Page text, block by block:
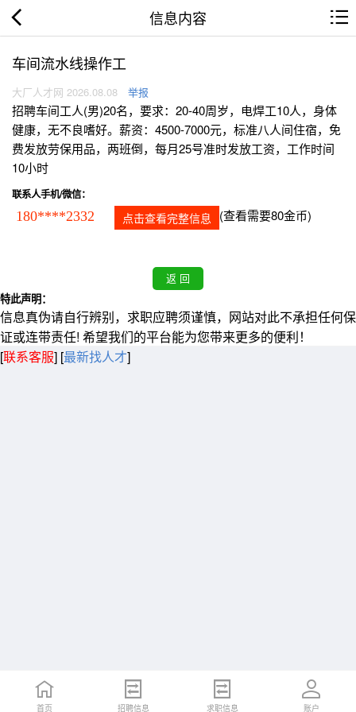
信息内容
车间流水线操作工
大厂人才网 2026.08.08 举报
招聘车间工人(男)20名，要求：20-40周岁，电焊工10人，身体
健康，无不良嗜好。薪资：4500-7000元，标准八人间住宿，免
费发放劳保用品，两班倒，每月25号准时发放工资，工作时间
10小时
联系人手机/微信：
180****2332 点击查看完整信息 (查看需要80金币)
特此声明：
信息真伪请自行辨别，求职应聘须谨慎，网站对此不承担任何保
证或连带责任! 希望我们的平台能为您带来更多的便利！
[联系客服] [最新找人才]
首页 招聘信息 求职信息 账户